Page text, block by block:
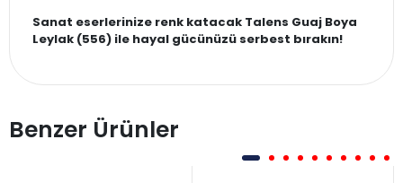
Sanat eserlerinize renk katacak Talens Guaj Boya
Leylak (556) ile hayal gücünüzü serbest bırakın!
Benzer Ürünler